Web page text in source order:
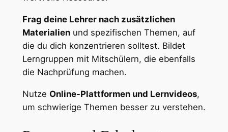
Frag deine Lehrer nach zusätzlichen
Materialienund spezifischen Themen, auf
die du dich konzentrieren solltest. Bildet
Lerngruppen mit Mitschülern, die ebenfalls
die Nachprüfung machen.
Nutze Online-Plattformen und Lernvideos,
um schwierige Themen besser zu verstehen.